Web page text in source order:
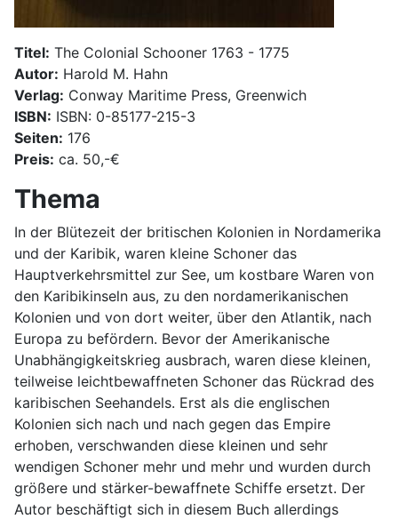
Titel: The Colonial Schooner 1763 - 1775
Autor: Harold M. Hahn
Verlag: Conway Maritime Press, Greenwich
ISBN: ISBN: 0-85177-215-3
Seiten: 176
Preis: ca. 50,-€
Thema
In der Blütezeit der britischen Kolonien in Nordamerika
und der Karibik, waren kleine Schoner das
Hauptverkehrsmittel zur See, um kostbare Waren von
den Karibikinseln aus, zu den nordamerikanischen
Kolonien und von dort weiter, über den Atlantik, nach
Europa zu befördern. Bevor der Amerikanische
Unabhängigkeitskrieg ausbrach, waren diese kleinen,
teilweise leichtbewaffneten Schoner das Rückrad des
karibischen Seehandels. Erst als die englischen
Kolonien sich nach und nach gegen das Empire
erhoben, verschwanden diese kleinen und sehr
wendigen Schoner mehr und mehr und wurden durch
größere und stärker-bewaffnete Schiffe ersetzt. Der
Autor beschäftigt sich in diesem Buch allerdings